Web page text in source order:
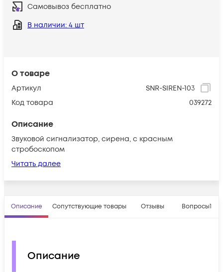
О товаре
Артикул
SNR-SIREN-103
Код товара
039272
Описание
Звуковой сигнализатор, сирена, с красным
стробоскопом
Читать далее
Самовывоз бесплатно
В наличии: 4 шт
Описание Сопутствующие товары Отзывы Вопросы1
Описание